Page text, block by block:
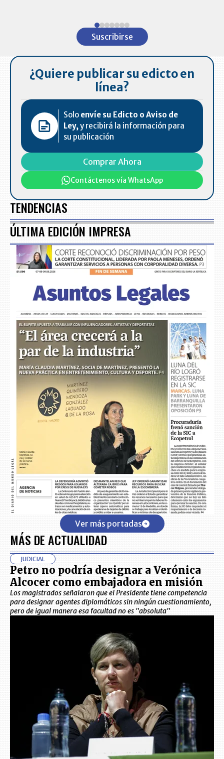
Suscribirse
¿Quiere publicar su edicto en
línea?
Solo envíe su Edicto o Aviso de
Ley,y recibirá la información para
su publicación
Comprar Ahora
Contáctenos vía WhatsApp
TENDENCIAS
ÚLTIMA EDICIÓN IMPRESA
Ver más portadas
MÁS DE ACTUALIDAD
JUDICIAL
Petro no podría designar a Verónica
Alcocer como embajadora en misión
Los magistrados señalaron que el Presidente tiene competencia
para designar agentes diplomáticos sin ningún cuestionamiento,
pero de igual manera esa facultad no es "absoluta"